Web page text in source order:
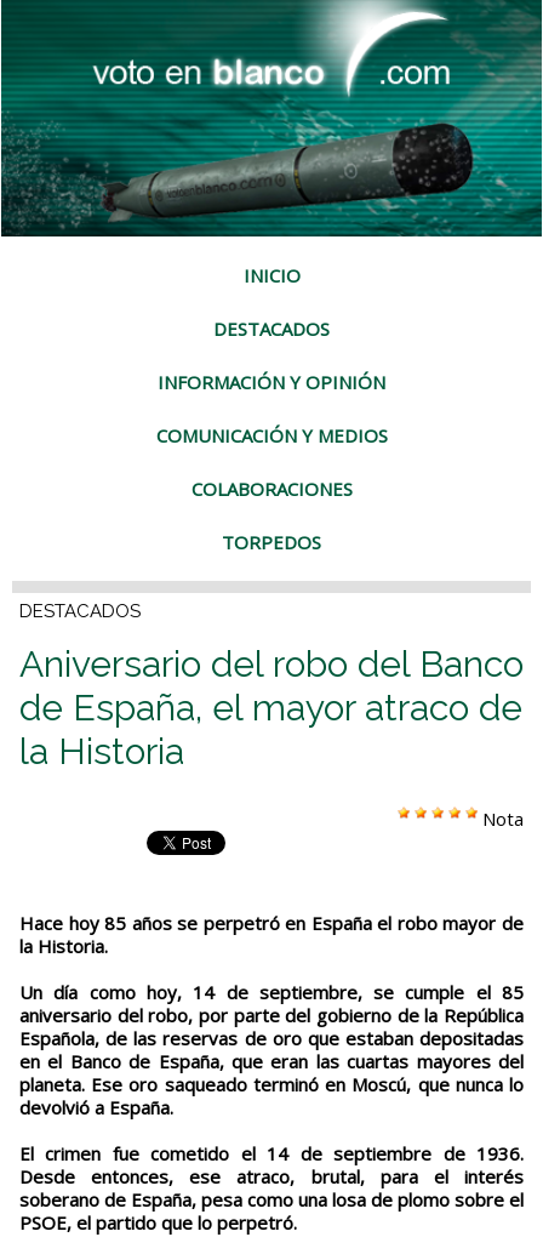
INICIO
DESTACADOS
INFORMACIÓN Y OPINIÓN
COMUNICACIÓN Y MEDIOS
COLABORACIONES
TORPEDOS
DESTACADOS
Aniversario del robo del Banco
de España, el mayor atraco de
la Historia
Nota
Hace hoy 85 años se perpetró en España el robo mayor de
la Historia.
Un día como hoy, 14 de septiembre, se cumple el 85
aniversario del robo, por parte del gobierno de la República
Española, de las reservas de oro que estaban depositadas
en el Banco de España, que eran las cuartas mayores del
planeta. Ese oro saqueado terminó en Moscú, que nunca lo
devolvió a España.
El crimen fue cometido el 14 de septiembre de 1936.
Desde entonces, ese atraco, brutal, para el interés
soberano de España, pesa como una losa de plomo sobre el
PSOE, el partido que lo perpetró.